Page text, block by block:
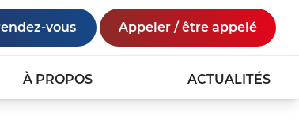
vous Appeler / être appelé
À PROPOS ACTUALITÉS